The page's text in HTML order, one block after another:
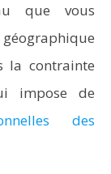
que vous
la contrainte
impose de
des